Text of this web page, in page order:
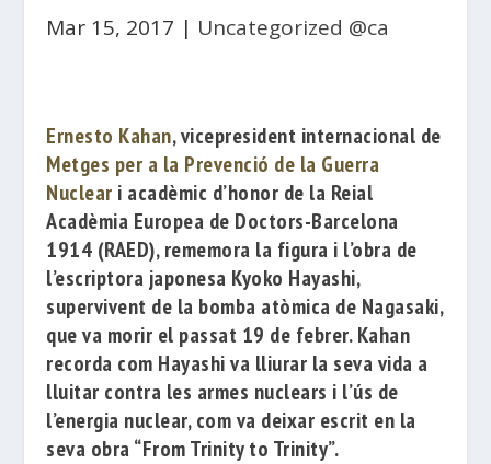
Mar 15, 2017 | Uncategorized @ca
Ernesto Kahan, vicepresident internacional de
Metges per a la Prevenció de la Guerra
Nuclear i acadèmic d’honor de la Reial
Acadèmia Europea de Doctors-Barcelona
1914 (RAED), rememora la figura i l’obra de
l’escriptora japonesa Kyoko Hayashi,
supervivent de la bomba atòmica de Nagasaki,
que va morir el passat 19 de febrer.Kahan
recorda com Hayashi va lliurar la seva vida a
lluitar contra les armes nuclears i l’ús de
l’energia nuclear, com va deixar escrit en la
seva obra“From Trinity to Trinity”.